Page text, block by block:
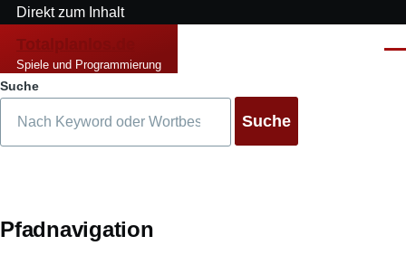
Direkt zum Inhalt
Totalplanlos.de
Spiele und Programmierung
Suche
Pfadnavigation